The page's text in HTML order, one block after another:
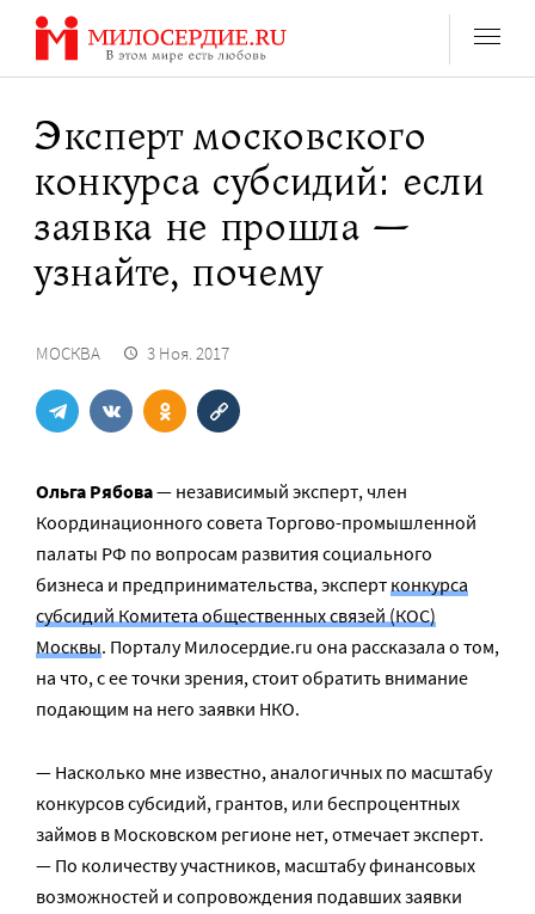
Перейти
содержанию
Эксперт московского
конкурса субсидий: если
заявка не прошла —
узнайте, почему
МОСКВА 3 Ноя. 2017
Ольга Рябова— независимый эксперт, член
Координационного совета Торгово-промышленной
палаты РФ по вопросам развития социального
бизнеса и предпринимательства, экспертконкурса
субсидий Комитета общественных связей (КОС)
Москвы. Порталу Милосердие.ru она рассказала о том,
на что, с ее точки зрения, стоит обратить внимание
подающим на него заявки НКО.
— Насколько мне известно, аналогичных по масштабу
конкурсов субсидий, грантов, или беспроцентных
займов в Московском регионе нет, отмечает эксперт.
— По количеству участников, масштабу финансовых
возможностей и сопровождения подавших заявки